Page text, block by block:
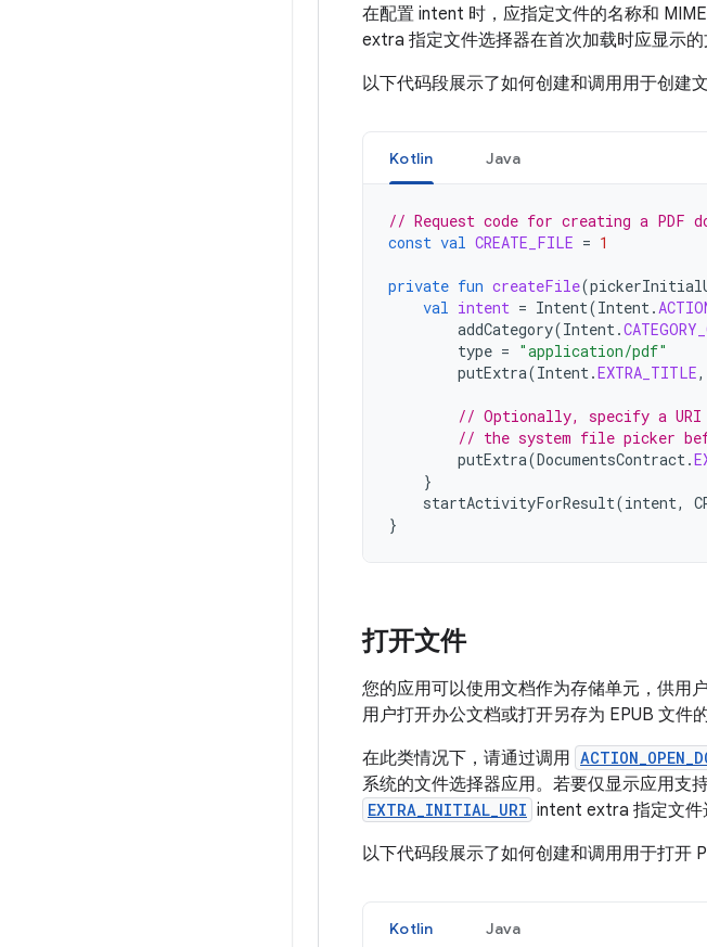
在配置 intent 时，应指定文件的名称和
extra 指定文件选择器在首次加载时应显示的
以下代码段展示了如何创建和调用用于创建
Kotlin Java
// Request code for creating a PDF
const val CREATE_FILE = 1
private fun createFile(
val intent = Intent(Intent.
addCategory(Intent.
type = "application/pdf"
putExtra(Intent.EXTRA_TITLE,
// Optionally, specify a
// the system file picker
putExtra(DocumentsContract.
}
startActivityForResult(intent,
}
打开文件
您的应用可以使用文档作为存储单元，供用
用户打开办公文档或打开另存为 EPUB 文件的
在此类情况下，请通过调用
系统的文件选择器应用。若要仅显示应用支
EXTRA_INITIAL_URI intent extra 指定文件
以下代码段展示了如何创建和调用用于打开
Kotlin Java